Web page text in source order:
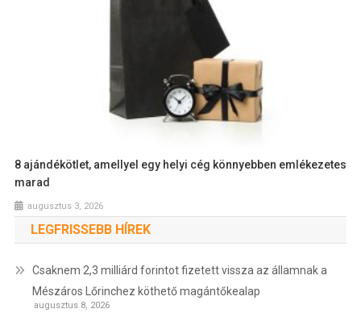
8 ajándékötlet, amellyel egy helyi cég könnyebben emlékezetes
marad
augusztus 3, 2026
LEGFRISSEBB HÍREK
Csaknem 2,3 milliárd forintot fizetett vissza az államnak a
Mészáros Lőrinchez köthető magántőkealap
augusztus 8, 2026